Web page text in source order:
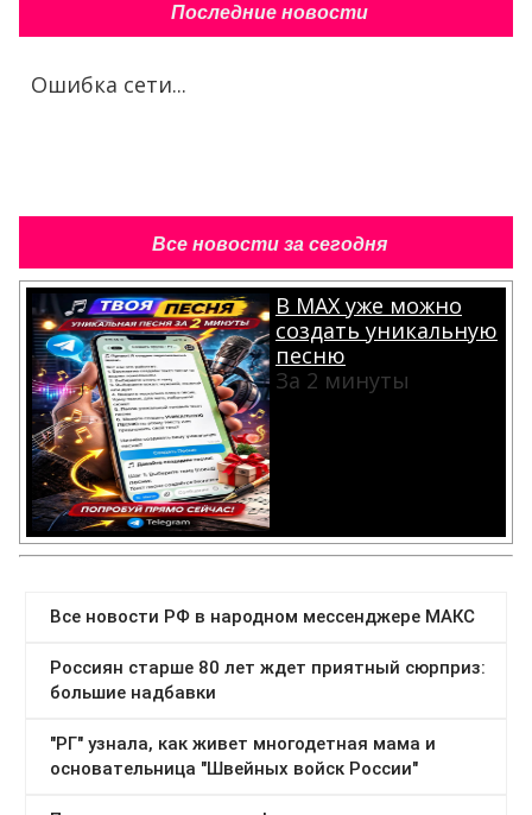
Последние новости
Ошибка сети...
Все новости за сегодня
В MAX уже можно
создать уникальную
песню
За 2 минуты